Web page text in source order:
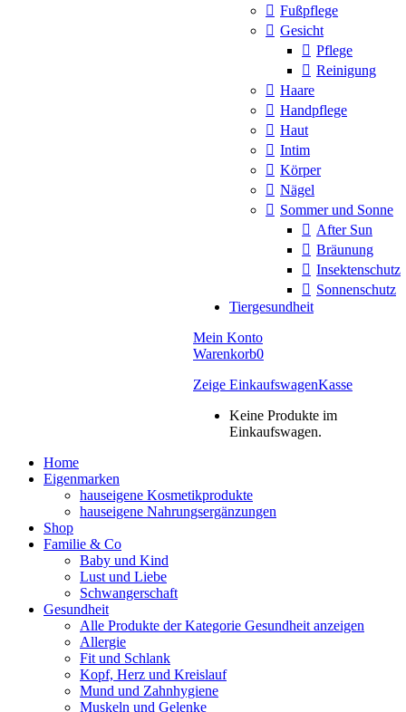
Fußpflege
Gesicht
Pflege
Reinigung
Haare
Handpflege
Haut
Intim
Körper
Nägel
Sommer und Sonne
After Sun
Bräunung
Insektenschutz
Sonnenschutz
Tiergesundheit
Mein Konto
Warenkorb0
Zeige EinkaufswagenKasse
Keine Produkte im
Einkaufswagen.
Home
Eigenmarken
hauseigene Kosmetikprodukte
hauseigene Nahrungsergänzungen
Shop
Familie & Co
Baby und Kind
Lust und Liebe
Schwangerschaft
Gesundheit
Alle Produkte der Kategorie Gesundheit anzeigen
Allergie
Fit und Schlank
Kopf, Herz und Kreislauf
Mund und Zahnhygiene
Muskeln und Gelenke